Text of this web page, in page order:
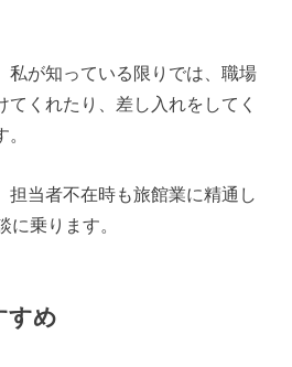
私が知っている限りでは、職場
てくれたり、差し入れをしてく
担当者不在時も旅館業に精通し
に乗ります。
すめ